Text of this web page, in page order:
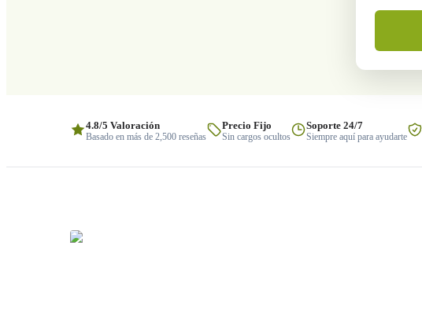
4.8/5 Valoración
Basado en más de 2,500 reseñas
Precio Fijo
Sin cargos ocultos
Soporte 24/7
Siempre aquí para ayudarte